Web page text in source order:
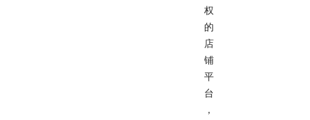
权
的
店
铺
平
台
，